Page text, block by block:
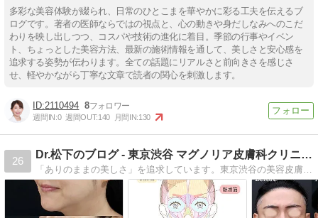
多彩な美容体験が綴られ、日常のひとこまを華やかに彩る工夫を伝えるブ
ログです。著者の医師ならではの視点と、心の動きや身だしなみへのこだ
わりを映し出しつつ、コスパや技術の進化に着目。季節の行事やイベン
ト、ちょっとした美容方法、最新の施術情報を通して、美しさと安心感を
追求する姿勢が伝わります。全ての話題にリアルさと前向きさを感じさ
せ、軽やかながら丁寧な文章で読者の関心を刺激します。
2110494 8
週間IN:0 週間OUT:140 月間IN:130
26
Dr.松下のブログ - 東京渋谷 マグノリア皮膚科クリニック
「ありのままの美しさ」を追求しています。東京渋谷の美容皮膚科「マグノリア皮膚科クリニック」Dr.松下です。3児の母です。日々のあれこれや美容情報を発信していきます！